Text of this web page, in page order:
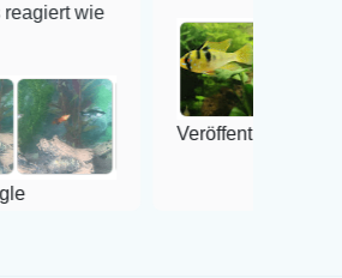
Veröffentlicht auf Google